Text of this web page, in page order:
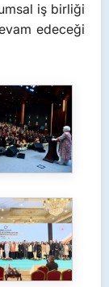
iş birliği
edeceği